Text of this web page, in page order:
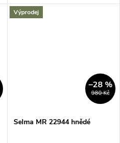
Výprodej
980 Kč
–28 %
Selma MR 22944 hnědé